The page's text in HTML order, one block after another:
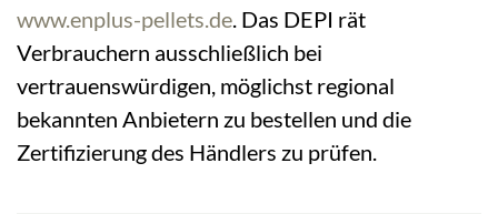
www.enplus-pellets.de . Das DEPI rät
Verbrauchern ausschließlich bei
vertrauenswürdigen, möglichst regional
bekannten Anbietern zu bestellen und die
Zertifizierung des Händlers zu prüfen.